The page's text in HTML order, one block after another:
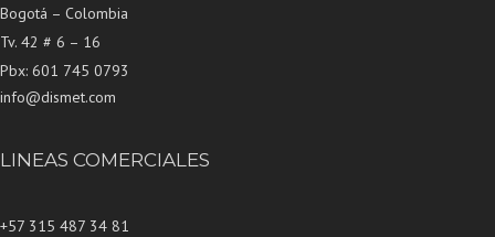
Bogotá – Colombia
Tv. 42 # 6 – 16
Pbx: 601 745 0793
info@dismet.com
LINEAS COMERCIALES
+57 315 487 34 81